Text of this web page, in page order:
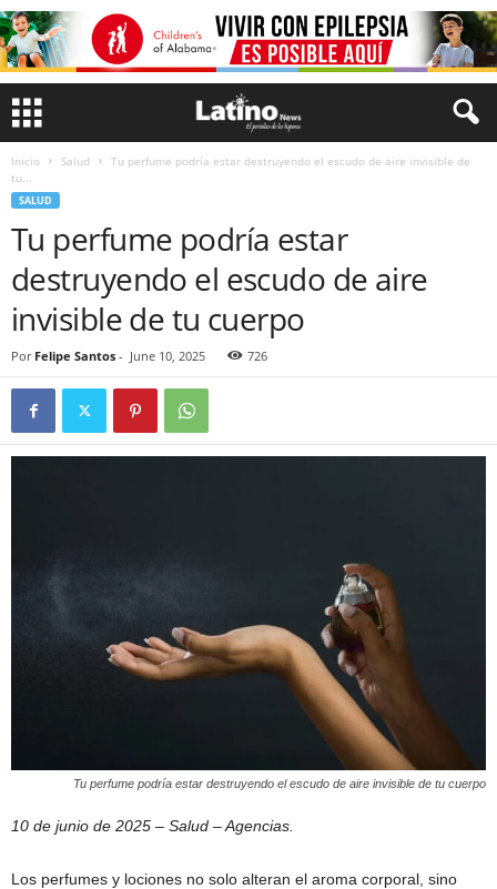
Inicio Salud
Tu perfume podría estar destruyendo el escudo de aire invisible de
tu...
SALUD
Tu perfume podría estar
destruyendo el escudo de aire
invisible de tu cuerpo
Por Felipe Santos - June 10, 2025 726
Tu perfume podría estar destruyendo el escudo de aire invisible de tu cuerpo
10 de junio de 2025 – Salud – Agencias.
Los perfumes y lociones no solo alteran el aroma corporal, sino